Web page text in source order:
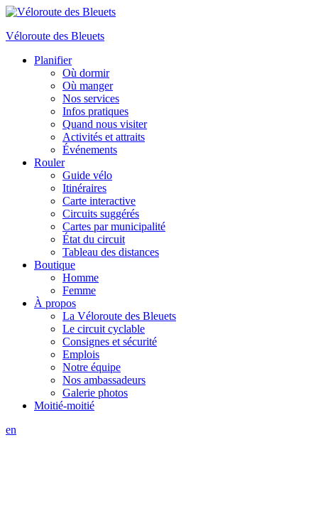
Véloroute des Bleuets
Planifier
Où dormir
Où manger
Nos services
Infos pratiques
Quand nous visiter
Activités et attraits
Événements
Rouler
Guide vélo
Itinéraires
Carte interactive
Circuits suggérés
Cartes par municipalité
État du circuit
Tableau des distances
Boutique
Homme
Femme
À propos
La Véloroute des Bleuets
Le circuit cyclable
Consignes et sécurité
Emplois
Notre équipe
Nos ambassadeurs
Galerie photos
Moitié-moitié
en